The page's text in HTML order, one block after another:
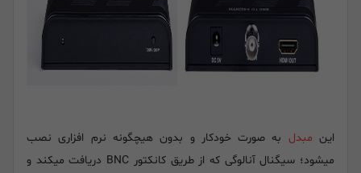
این مبدل به صورت خودکار و بدون هیچگونه نرم افزاری نصب
میشود؛ سیگنال آنالوگی که از طریق کانکتور BNC دریافت میکند و